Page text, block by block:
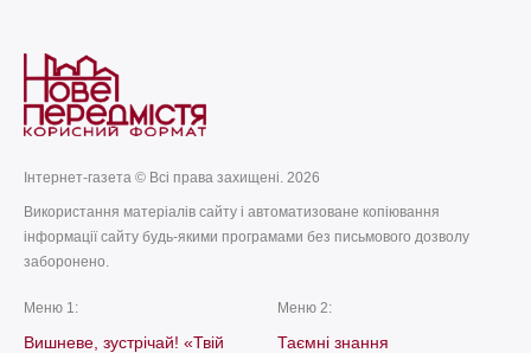
Інтернет-газета © Всі права захищені. 2026
Використання матеріалів сайту і автоматизоване копіювання
інформації сайту будь-якими програмами без письмового дозволу
заборонено.
Меню 1:
Вишневе, зустрічай! «Твій
Меню 2:
Таємні знання